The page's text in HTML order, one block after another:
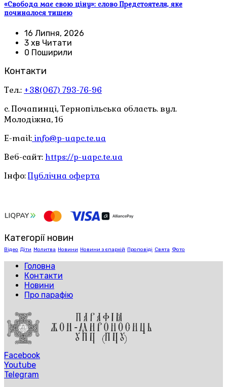
«Свобода має свою ціну»: слово Предстоятеля, яке
починалося тишею
16 Липня, 2026
3 хв Читати
0 Поширили
Контакти
Тел.: +38(067) 793-76-96
с. Почапинці, Тернопільська область. вул.
Молодіжна, 1б
E-mail: info@p-uapc.te.ua
Веб-сайт: https://p-uapc.te.ua
Інфо:Публічна оферта
Категорії новин
Відео Діти Молитва Новини Новини з єпархій Проповіді Свята Фото
Головна
Контакти
Новини
Про парафію
Facebook
Youtube
Telegram